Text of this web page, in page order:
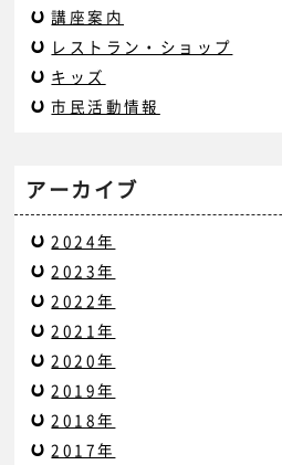
講座案内
レストラン・ショップ
キッズ
市民活動情報
アーカイブ
2024年
2023年
2022年
2021年
2020年
2019年
2018年
2017年